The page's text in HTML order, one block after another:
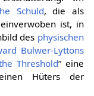
Schuld, die als
ist, in
des physischen
Bulwer-Lyttons
Threshold” eine
Hüters der